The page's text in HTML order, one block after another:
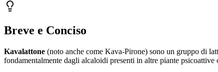
Breve e Conciso
Kavalattone (noto anche come Kava-Pirone) sono un gruppo di
fondamentalmente dagli alcaloidi presenti in altre piante psicoattive